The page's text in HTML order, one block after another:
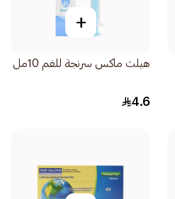
+
هيلث ماكس سرنجة للفم 10مل
4.6